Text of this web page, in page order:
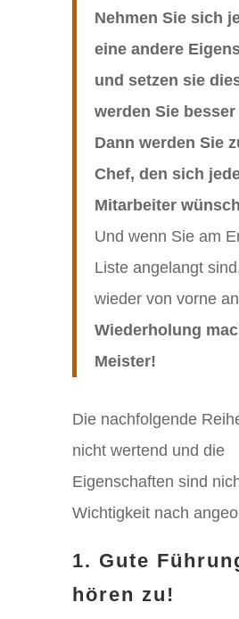
Nehmen Sie sich
eine andere
und setzen sie
werden Sie
Dann werden Sie
Chef, den sich
Mitarbeiter
Und wenn Sie am
Liste angelangt
wieder von vorne
Wiederholung
Meister!
Die nachfolgende
nicht wertend und die
Eigenschaften sind
Wichtigkeit nach
1. Gute
hören zu!